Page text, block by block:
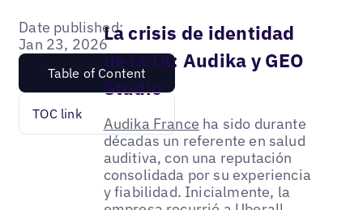
Date published:
Jan 23, 2026
Table of Content
TOC link
La crisis de identidad
de la IA: Audika y GEO
Studio
Audika France ha sido durante
décadas un referente en salud
auditiva, con una reputación
consolidada por su experiencia
y fiabilidad. Inicialmente, la